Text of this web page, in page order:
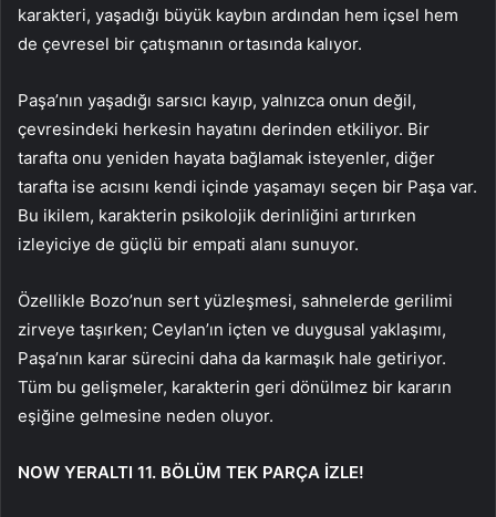
karakteri, yaşadığı büyük kaybın ardından hem içsel hem
de çevresel bir çatışmanın ortasında kalıyor.
Paşa’nın yaşadığı sarsıcı kayıp, yalnızca onun değil,
çevresindeki herkesin hayatını derinden etkiliyor. Bir
tarafta onu yeniden hayata bağlamak isteyenler, diğer
tarafta ise acısını kendi içinde yaşamayı seçen bir Paşa var.
Bu ikilem, karakterin psikolojik derinliğini artırırken
izleyiciye de güçlü bir empati alanı sunuyor.
Özellikle Bozo’nun sert yüzleşmesi, sahnelerde gerilimi
zirveye taşırken; Ceylan’ın içten ve duygusal yaklaşımı,
Paşa’nın karar sürecini daha da karmaşık hale getiriyor.
Tüm bu gelişmeler, karakterin geri dönülmez bir kararın
eşiğine gelmesine neden oluyor.
NOW YERALTI 11. BÖLÜM TEK PARÇA İZLE!